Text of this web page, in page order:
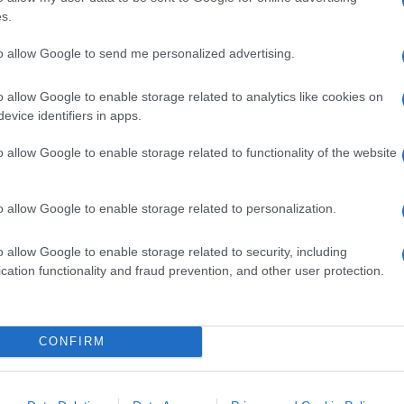
allow Google to send me personalized advertising.
allow Google to enable storage related to analytics like cookies on
identifiers in apps.
allow Google to enable storage related to functionality of the website
allow Google to enable storage related to personalization.
allow Google to enable storage related to security, including
functionality and fraud prevention, and other user protection.
CONFIRM
unContinente morente. Uno
suo barcamenarsi per cercare di
roba a metà tra un qualsiasi
Lo sport con i suoi valori? Del tutto
, eredità di un passato che però i
facendo di tutto per rimuovere.
a loro modo lo hanno fatto… Ma